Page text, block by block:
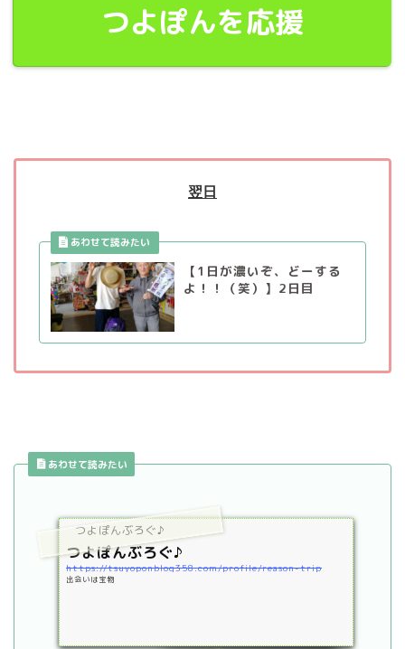
つよぽんを応援
翌日
【1日が濃いぞ、どーする
よ！！（笑）】2日目
あわせて読みたい
つよぽんぶろぐ♪
つよぽんぶろぐ♪
https://tsuyoponblog358.com/profile/reason-trip
出会いは宝物